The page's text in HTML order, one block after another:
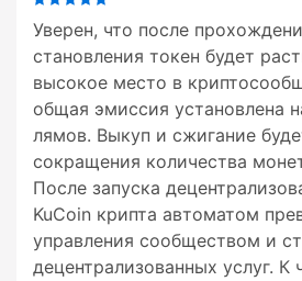
Уверен, что после
становления токен будет
высокое место в
общая эмиссия установлена
лямов. Выкуп и сжигание
сокращения количества
После запуска
KuCoin крипта автоматом
управления сообществом и
децентрализованных услуг. К